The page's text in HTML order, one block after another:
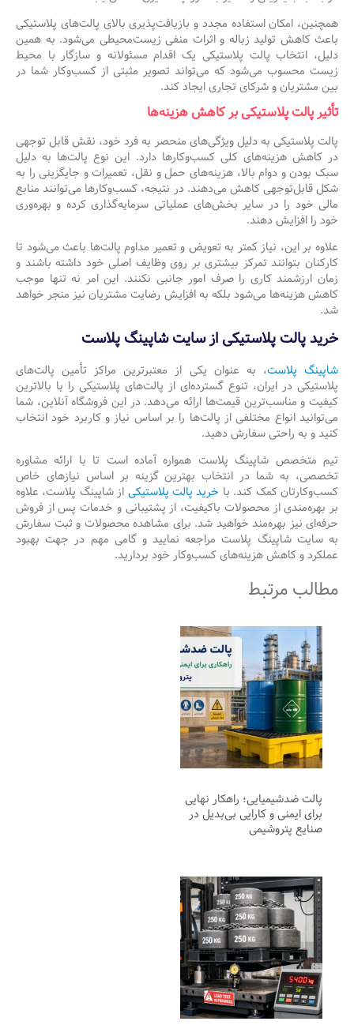
همچنین، امکان استفاده مجدد و بازیافت‌پذیری بالای پالت‌های پلاستیکی
باعث کاهش تولید زباله و اثرات منفی زیست‌محیطی می‌شود. به همین
دلیل، انتخاب پالت پلاستیکی یک اقدام مسئولانه و سازگار با محیط
زیست محسوب می‌شود که می‌تواند تصویر مثبتی از کسب‌وکار شما در
بین مشتریان و شرکای تجاری ایجاد کند.
تأثیر پالت پلاستیکی بر کاهش هزینه‌ها
پالت پلاستیکی به دلیل ویژگی‌های منحصر به فرد خود، نقش قابل توجهی
در کاهش هزینه‌های کلی کسب‌وکارها دارد. این نوع پالت‌ها به دلیل
سبک بودن و دوام بالا، هزینه‌های حمل و نقل، تعمیرات و جایگزینی را به
شکل قابل‌توجهی کاهش می‌دهند. در نتیجه، کسب‌وکارها می‌توانند منابع
مالی خود را در سایر بخش‌های عملیاتی سرمایه‌گذاری کرده و بهره‌وری
خود را افزایش دهند.
علاوه بر این، نیاز کمتر به تعویض و تعمیر مداوم پالت‌ها باعث می‌شود تا
کارکنان بتوانند تمرکز بیشتری بر روی وظایف اصلی خود داشته باشند و
زمان ارزشمند کاری را صرف امور جانبی نکنند. این امر نه تنها موجب
کاهش هزینه‌ها می‌شود بلکه به افزایش رضایت مشتریان نیز منجر خواهد
شد.
خرید پالت پلاستیکی از سایت شاپینگ پلاست
شاپینگ پلاست، به عنوان یکی از معتبرترین مراکز تأمین پالت‌های
پلاستیکی در ایران، تنوع گسترده‌ای از پالت‌های پلاستیکی را با بالاترین
کیفیت و مناسب‌ترین قیمت‌ها ارائه می‌دهد. در این فروشگاه آنلاین، شما
می‌توانید انواع مختلفی از پالت‌ها را بر اساس نیاز و کاربرد خود انتخاب
کنید و به راحتی سفارش دهید.
تیم متخصص شاپینگ پلاست همواره آماده است تا با ارائه مشاوره
تخصصی، به شما در انتخاب بهترین گزینه بر اساس نیازهای خاص
کسب‌وکارتان کمک کند. با خرید پالت پلاستیکی از شاپینگ پلاست، علاوه
بر بهره‌مندی از محصولات باکیفیت، از پشتیبانی و خدمات پس از فروش
حرفه‌ای نیز بهره‌مند خواهید شد. برای مشاهده محصولات و ثبت سفارش
به سایت شاپینگ پلاست مراجعه نمایید و گامی مهم در جهت بهبود
عملکرد و کاهش هزینه‌های کسب‌وکار خود بردارید.
مطالب مرتبط
پالت ضدشیمیایی؛ راهکار نهایی
برای ایمنی و کارایی بی‌بدیل در
صنایع پتروشیمی